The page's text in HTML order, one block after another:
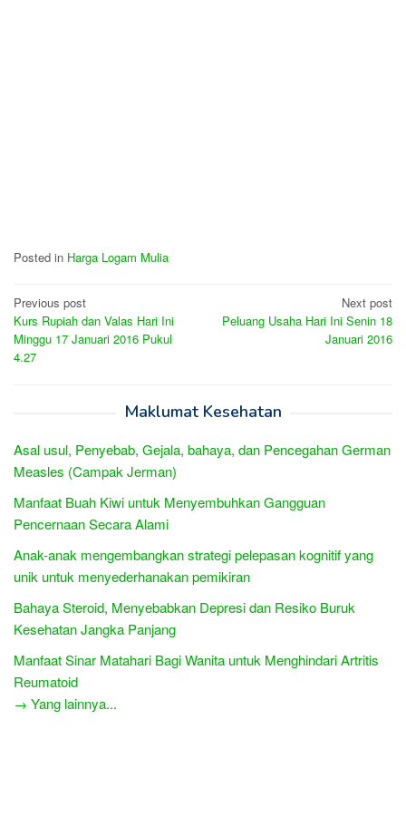
Posted in Harga Logam Mulia
Post
navigation
Previous post
Kurs Rupiah dan Valas Hari Ini
Minggu 17 Januari 2016 Pukul
4.27
Next post
Peluang Usaha Hari Ini Senin 18
Januari 2016
Maklumat Kesehatan
Asal usul, Penyebab, Gejala, bahaya, dan Pencegahan German
Measles (Campak Jerman)
Manfaat Buah Kiwi untuk Menyembuhkan Gangguan
Pencernaan Secara Alami
Anak-anak mengembangkan strategi pelepasan kognitif yang
unik untuk menyederhanakan pemikiran
Bahaya Steroid, Menyebabkan Depresi dan Resiko Buruk
Kesehatan Jangka Panjang
Manfaat Sinar Matahari Bagi Wanita untuk Menghindari Artritis
Reumatoid
→ Yang lainnya...